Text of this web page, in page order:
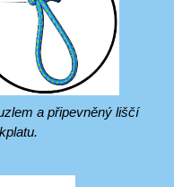
a připevněný liščí